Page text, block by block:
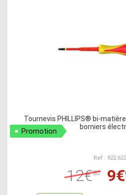
Tournevis PHILLIPS® bi-
borniers
Promotion
Ref :
12€80 9€